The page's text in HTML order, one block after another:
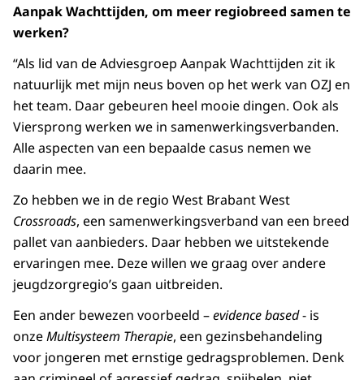
Aanpak Wachttijden, om meer regiobreed samen te
werken?
“Als lid van de Adviesgroep Aanpak Wachttijden zit ik
natuurlijk met mijn neus boven op het werk van OZJ en
het team. Daar gebeuren heel mooie dingen. Ook als
Viersprong werken we in samenwerkingsverbanden.
Alle aspecten van een bepaalde casus nemen we
daarin mee.
Zo hebben we in de regio West Brabant West
Crossroads, een samenwerkingsverband van een breed
pallet van aanbieders. Daar hebben we uitstekende
ervaringen mee. Deze willen we graag over andere
jeugdzorgregio’s gaan uitbreiden.
Een ander bewezen voorbeeld –evidence based- is
onzeMultisysteem Therapie, een gezinsbehandeling
voor jongeren met ernstige gedragsproblemen. Denk